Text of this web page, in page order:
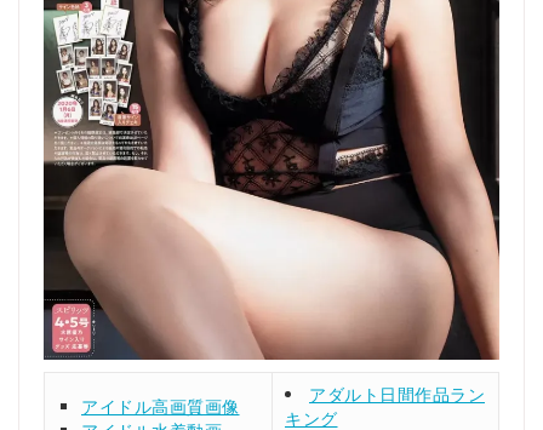
アイドル高画質画像
アダルト日間作品ラン
キング